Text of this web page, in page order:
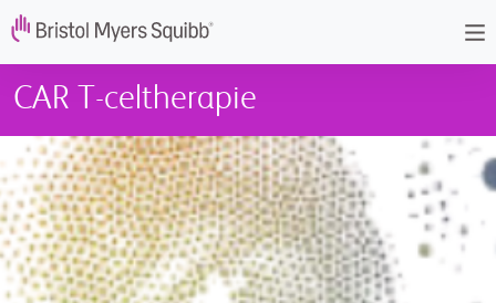
Overslaan en naar de inhoud gaan
CAR T-celtherapie